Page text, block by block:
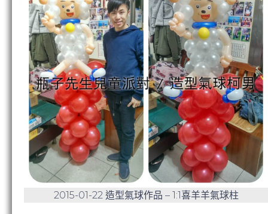
2015-01-22 造型氣球作品 – 1:1喜羊羊氣球柱